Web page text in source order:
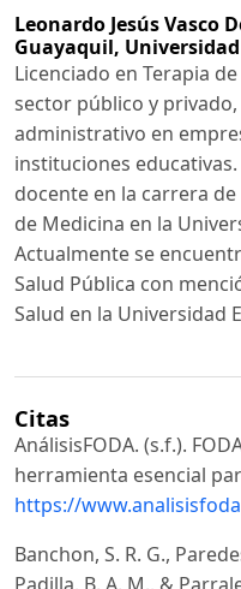
Leonardo Jesús Vasco
Guayaquil,
Licenciado en Terapia
sector público y
administrativo en
instituciones
docente en la carrera
de Medicina en la
Actualmente se
Salud Pública con
Salud en la Universidad
Citas
AnálisisFODA. (s.f.).
herramienta esencial
https://
Banchon, S. R. G.,